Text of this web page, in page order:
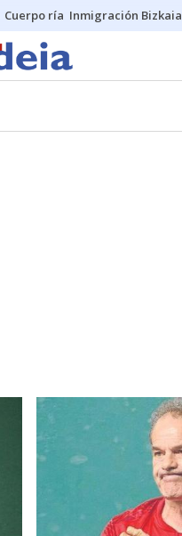
Cuerpo ría Inmigración Bizkaia